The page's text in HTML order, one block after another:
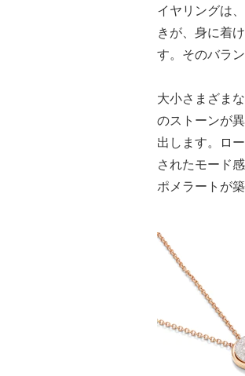
イヤリングは
きが、身に着
す。そのバラ
大小さまざま
のストーンが
出します。ロ
されたモード
ポメラートが